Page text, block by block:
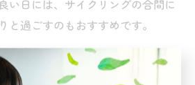
い日には、サイクリングの合間に
と過ごすのもおすすめです。
光客だけでなく地元の人々にとっ
なっています。時には地元の方と